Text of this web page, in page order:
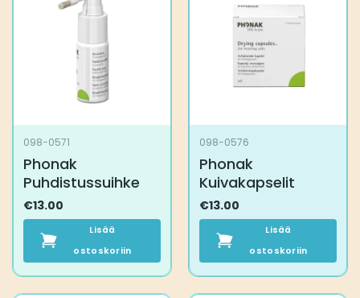
098-0571
Phonak
Puhdistussuihke
€13.00
Lisää
ostoskoriin
098-0576
Phonak
Kuivakapselit
€13.00
Lisää
ostoskoriin